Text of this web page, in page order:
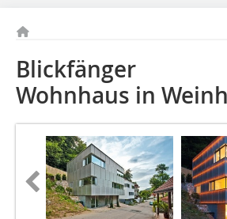
Blickfänger
Wohnhaus in